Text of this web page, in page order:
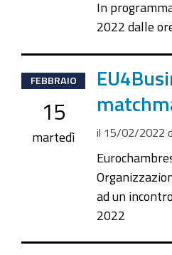
In
2022 dalle
2022-
02-
15T09:00:00+01:00
2022-
15T17:00:00+01:00
FEBBRAIO
15
martedì il 15/02/2022
ad un
2022